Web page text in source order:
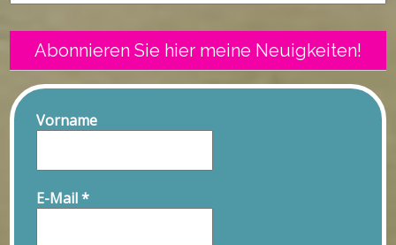
Abonnieren Sie hier meine Neuigkeiten!
Vorname
E-Mail*